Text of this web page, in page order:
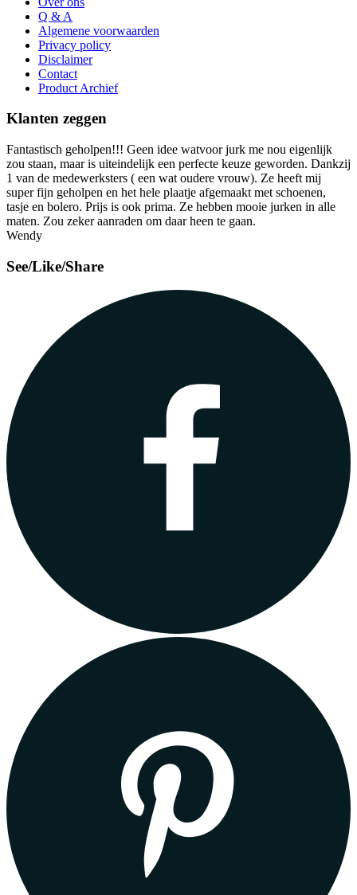
Q & A
Algemene voorwaarden
Privacy policy
Disclaimer
Contact
Product Archief
Klanten zeggen
Fantastisch geholpen!!! Geen idee watvoor jurk me nou eigenlijk
zou staan, maar is uiteindelijk een perfecte keuze geworden. Dankzij
1 van de medewerksters ( een wat oudere vrouw). Ze heeft mij
super fijn geholpen en het hele plaatje afgemaakt met schoenen,
tasje en bolero. Prijs is ook prima. Ze hebben mooie jurken in alle
maten. Zou zeker aanraden om daar heen te gaan.
Wendy
See/Like/Share